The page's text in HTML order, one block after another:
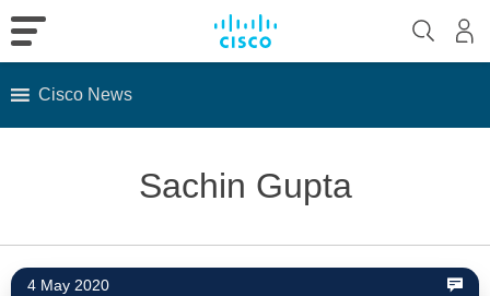
Cisco News
Sachin Gupta
4 May 2020